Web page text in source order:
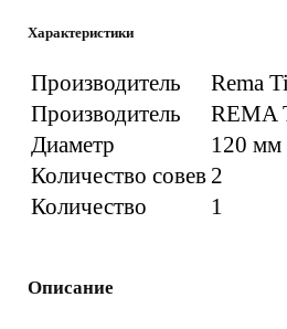
Характеристики
Производитель
Rema
Производитель
REMA
Диаметр
120 мм
Количество совев 2
Количество
1
Описание